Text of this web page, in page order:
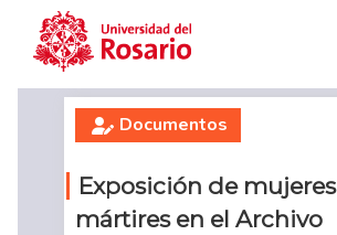
Skip to main content
Documentos
Exposición de mujeres
mártires en el Archivo